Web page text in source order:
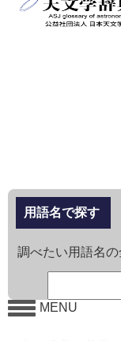
用語名で探す
調べたい用語名
MENU